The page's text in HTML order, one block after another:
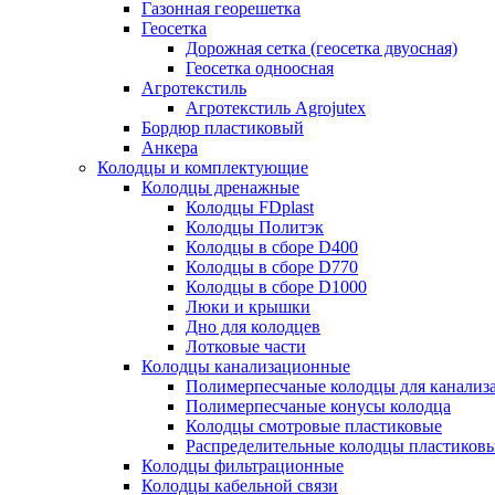
Газонная георешетка
Геосетка
Дорожная сетка (геосетка двуосная)
Геосетка одноосная
Агротекстиль
Агротекстиль Agrojutex
Бордюр пластиковый
Анкера
Колодцы и комплектующие
Колодцы дренажные
Колодцы FDplast
Колодцы Политэк
Колодцы в сборе D400
Колодцы в сборе D770
Колодцы в сборе D1000
Люки и крышки
Дно для колодцев
Лотковые части
Колодцы канализационные
Полимерпесчаные колодцы для
Полимерпесчаные конусы колодца
Колодцы смотровые пластиковые
Распределительные колодцы
Колодцы фильтрационные
Колодцы кабельной связи